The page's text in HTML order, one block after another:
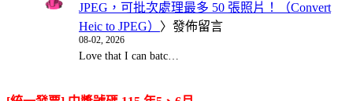
JPEG，可批次處理最多 50 張照片！（Convert
Heic to JPEG） 〉發佈留言
08-02, 2026
Love that I can batc…